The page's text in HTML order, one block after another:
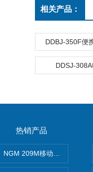
相关产品：
DDBJ-350F便
DDSJ-
热销产品
NGM 209M移动式惰性气体